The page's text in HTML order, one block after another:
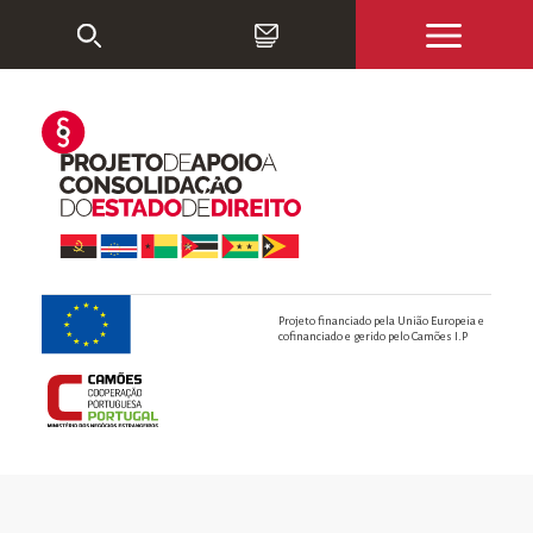
Projeto financiado pela União Europeia e
cofinanciado e gerido pelo Camões I.P